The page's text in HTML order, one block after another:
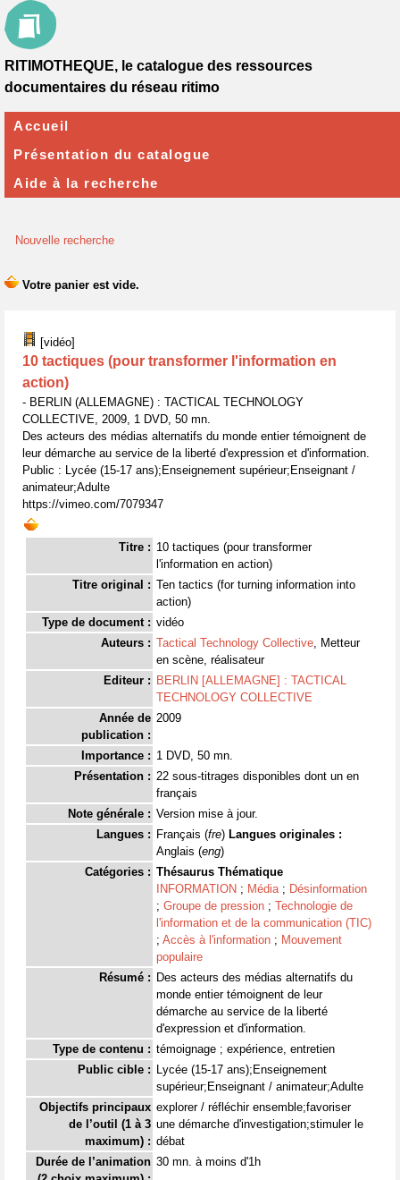
Nouvelle recherche
[vidéo]
10 tactiques (pour transformer l'information en
action)
- BERLIN (ALLEMAGNE) : TACTICAL TECHNOLOGY
COLLECTIVE, 2009, 1 DVD, 50 mn.
Des acteurs des médias alternatifs du monde entier témoignent de
leur démarche au service de la liberté d'expression et d'information.
Public : Lycée (15-17 ans);Enseignement supérieur;Enseignant /
animateur;Adulte
https://vimeo.com/7079347
Titre : 10 tactiques (pour transformer
l'information en action)
Titre original : Ten tactics (for turning information into
action)
Type de document : vidéo
Auteurs : Tactical Technology Collective, Metteur
en scène, réalisateur
Editeur : BERLIN [ALLEMAGNE] : TACTICAL
TECHNOLOGY COLLECTIVE
Année de
publication :
2009
Importance : 1 DVD, 50 mn.
Présentation : 22 sous-titrages disponibles dont un en
français
Note générale : Version mise à jour.
Langues : Français (fre) Langues originales :
Anglais (eng)
Catégories : Thésaurus Thématique
INFORMATION ; Média; Désinformation
; Groupe de pression ; Technologie de
l'information et de la communication (TIC)
; Accès à l'information ; Mouvement
populaire
Résumé : Des acteurs des médias alternatifs du
monde entier témoignent de leur
démarche au service de la liberté
d'expression et d'information.
Type de contenu : témoignage ; expérience, entretien
Public cible : Lycée (15-17 ans);Enseignement
supérieur;Enseignant / animateur;Adulte
Objectifs principaux
de l’outil (1 à 3
maximum) :
explorer / réfléchir ensemble;favoriser
une démarche d'investigation;stimuler le
débat
Durée de l’animation 30 mn. à moins d'1h
RITIMOTHEQUE, le catalogue des ressources
documentaires du réseau ritimo
Accueil
Présentation du catalogue
Aide à la recherche